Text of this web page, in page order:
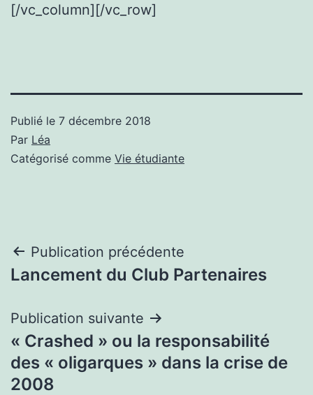
[/vc_column][/vc_row]
Publié le 7 décembre 2018
Par Léa
Catégorisé comme Vie étudiante
Navigation
de
l’article
Publication précédente
Lancement du Club Partenaires
Publication suivante
« Crashed » ou la responsabilité
des « oligarques » dans la crise de
2008